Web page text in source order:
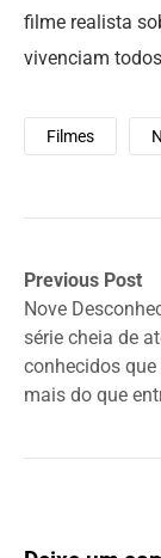
filme realista
vivenciam
Filmes
Previous Post
Nove
série cheia de
conhecidos
mais do que